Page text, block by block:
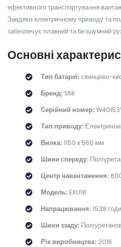
ефективного транспортування
Завдяки електричному приводу та
забезпечує плавний та безшумний
Основні
Тип батареї: свинцево-
Бренд: Still
Серійний номер:
Тип приводу:
Вилка: 1150 x 560 мм
Шини спереду:
Центр навантаження:
Модель: EXU18
Напрацювання: 1538
Шини ззаду:
Рік виробництва: 2016